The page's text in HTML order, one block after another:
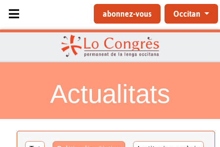
Sélectionnez votre langue
abonnez-vous Occitan
Actualitats